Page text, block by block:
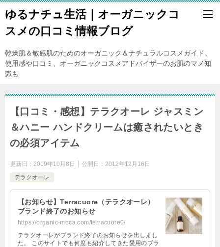
ゆるナチュ生活｜オーガニックコ
スメの口コミ情報ブログ
乾燥肌＆敏感肌のためのオーガニック＆ナチュラルコスメガイド。
使用感や口コミ、オーガニックコスメアドバイザーのお肌のマメ知
識も
【口コミ・感想】テラクオーレ ジャスミン
＆ハニー ハンドクリームは癒されたいとき
の必須アイテム
更新日： 2019年10月8日 公開日： 2012年12月16日
テラクオーレ
【お知らせ】Terracuore（テラクオーレ）
ブランド終了のお知らせ
https://organic-moca.com/terracuore0/
テラクオーレがブランド終了のお知らせを出しまし
た。 このサイトでも何度も紹介してきた愛用のブラ